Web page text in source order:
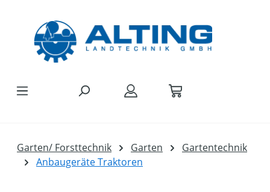
Garten/ Forsttechnik Garten
Gartentechnik
Anbaugeräte Traktoren